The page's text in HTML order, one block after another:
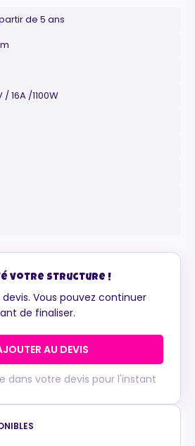
de 5 ans
/ 16A /1100W
votre structure !
Vous pouvez continuer
de finaliser.
AU DEVIS
dans votre devis pour l'instant
IA · En ligne